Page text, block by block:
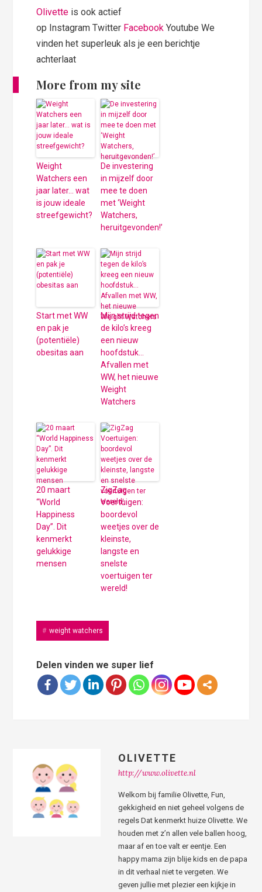
Olivette is ook actief
op Instagram Twitter Facebook Youtube We
vinden het superleuk als je een berichtje
achterlaat
More from my site
Weight
Watchers een
jaar later… wat
is jouw ideale
streefgewicht?
De investering
in mijzelf door
mee te doen
met ‘Weight
Watchers,
heruitgevonden!’
Start met WW
en pak je
(potentiële)
obesitas aan
Mijn strijd tegen
de kilo’s kreeg
een nieuw
hoofdstuk…
Afvallen met
WW, het nieuwe
Weight
Watchers
20 maart
“World
Happiness
Day”. Dit
kenmerkt
gelukkige
mensen
ZigZag
Voertuigen:
boordevol
weetjes over de
kleinste,
langste en
snelste
voertuigen ter
wereld!
weight watchers
Delen vinden we super lief
OLIVETTE
http://www.olivette.nl
Welkom bij familie Olivette, Fun,
gekkigheid en niet geheel volgens de
regels Dat kenmerkt huize Olivette. We
houden met z’n allen vele ballen hoog,
maar af en toe valt er eentje. Een
happy mama zijn blije kids en de papa
in dit verhaal niet te vergeten. We
geven jullie met plezier een kijkje in